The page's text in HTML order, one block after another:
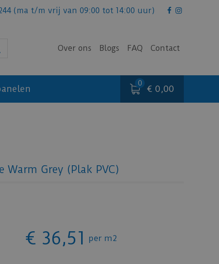
(ma t/m vrij van 09:00 tot 14:00 uur)
Over ons Blogs FAQ Contact
€ 0,00
Grey (Plak PVC)
€ 36,51 per m2